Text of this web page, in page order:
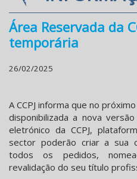
Área Reservada da
temporária
26/02/2025
A CCPJ informa que no
disponibilizada a nova
eletrónico da CCPJ,
sector poderão criar a sua
todos os pedidos,
revalidação do seu título